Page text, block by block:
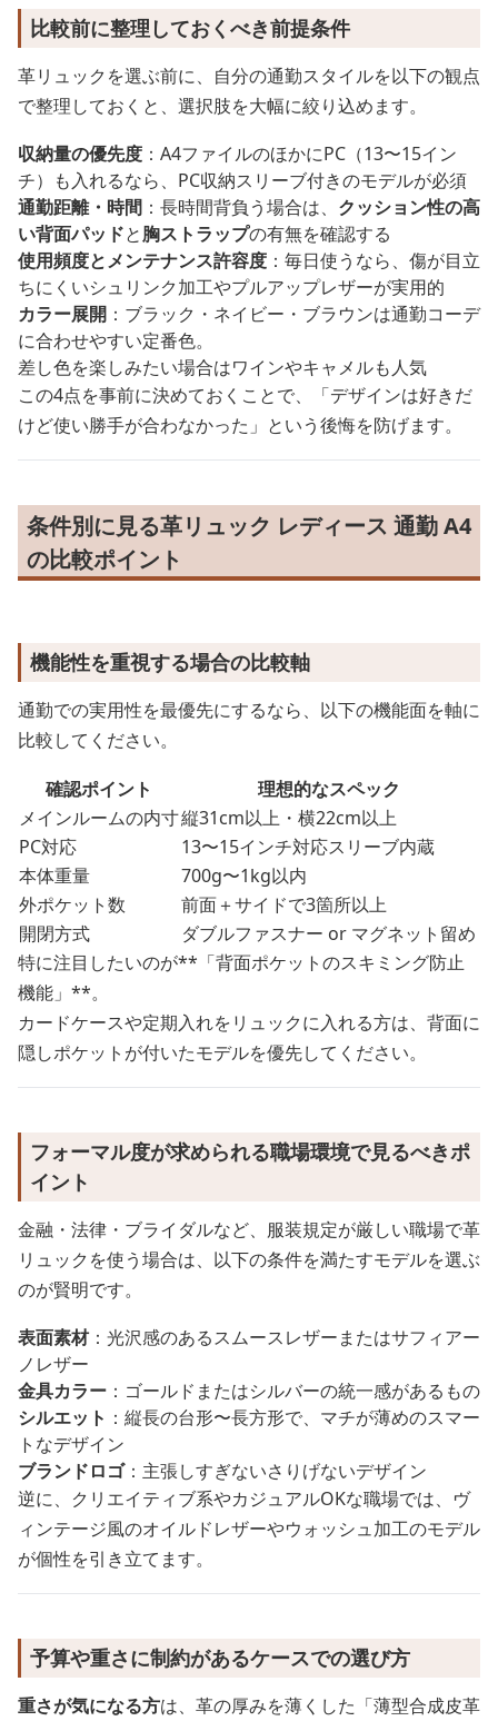
比較前に整理しておくべき前提条件
革リュックを選ぶ前に、自分の通勤スタイルを以下の観点
で整理しておくと、選択肢を大幅に絞り込めます。
収納量の優先度 ：A4ファイルのほかにPC（13〜15イン
チ）も入れるなら、PC収納スリーブ付きのモデルが必須
通勤距離・時間 ：長時間背負う場合は、 クッション性の高
い背面パッドと胸ストラップの有無を確認する
使用頻度とメンテナンス許容度 ：毎日使うなら、傷が目立
ちにくいシュリンク加工やプルアップレザーが実用的
カラー展開 ：ブラック・ネイビー・ブラウンは通勤コーデ
に合わせやすい定番色。
差し色を楽しみたい場合はワインやキャメルも人気
この4点を事前に決めておくことで、「デザインは好きだ
けど使い勝手が合わなかった」という後悔を防げます。
条件別に見る革リュック レディース 通勤 A4
の比較ポイント
機能性を重視する場合の比較軸
通勤での実用性を最優先にするなら、以下の機能面を軸に
比較してください。
確認ポイント
理想的なスペック
メインルームの内寸縦31cm以上・横22cm以上
PC対応
13〜15インチ対応スリーブ内蔵
本体重量
700g〜1kg以内
外ポケット数
前面＋サイドで3箇所以上
開閉方式
ダブルファスナー or マグネット留め
特に注目したいのが**「背面ポケットのスキミング防止
機能」**。
カードケースや定期入れをリュックに入れる方は、背面に
隠しポケットが付いたモデルを優先してください。
フォーマル度が求められる職場環境で見るべきポ
イント
金融・法律・ブライダルなど、服装規定が厳しい職場で革
リュックを使う場合は、以下の条件を満たすモデルを選ぶ
のが賢明です。
表面素材：光沢感のあるスムースレザーまたはサフィアー
ノレザー
金具カラー ：ゴールドまたはシルバーの統一感があるもの
シルエット ：縦長の台形〜長方形で、マチが薄めのスマー
トなデザイン
ブランドロゴ：主張しすぎないさりげないデザイン
逆に、クリエイティブ系やカジュアルOKな職場では、ヴ
ィンテージ風のオイルドレザーやウォッシュ加工のモデル
が個性を引き立てます。
予算や重さに制約があるケースでの選び方
重さが気になる方は、革の厚みを薄くした「薄型合成皮革